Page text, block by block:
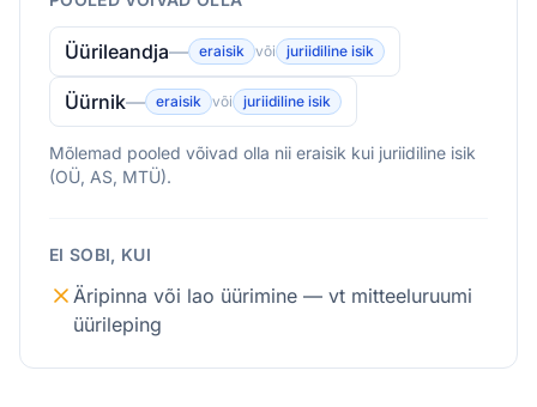
Üürileandja— eraisik või juriidiline isik
Üürnik— eraisik või juriidiline isik
Mõlemad pooled võivad olla nii eraisik kui juriidiline isik
(OÜ, AS, MTÜ).
EI SOBI, KUI
Äripinna või lao üürimine — vt mitteeluruumi
üürileping